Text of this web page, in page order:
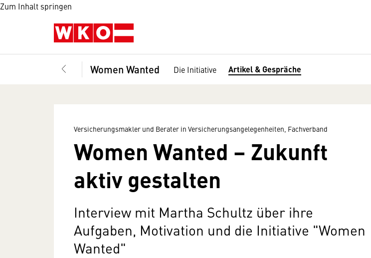
Zum Inhalt springen
Women Wanted Die Initiative Artikel & Gespräche
Versicherungsmakler und Berater in Versicherungsangelegenheiten, Fachverband
Women Wanted – Zukunft
aktiv gestalten
Interview mit Martha Schultz über ihre
Aufgaben, Motivation und die Initiative "Women
Wanted"